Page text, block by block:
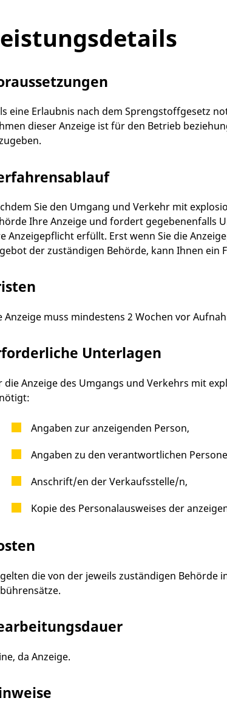
eine Erlaubnis nach dem Sprengstoffgesetz
dieser Anzeige ist für den Betrieb
Sie den Umgang und Verkehr mit
Ihre Anzeige und fordert gegebenenfalls
Anzeigepflicht erfüllt. Erst wenn Sie die
der zuständigen Behörde, kann Ihnen
Anzeige muss mindestens 2 Wochen vor
Unterlagen
die Anzeige des Umgangs und Verkehrs mit
Angaben zur anzeigenden Person,
Angaben zu den verantwortlichen
Anschrift/en der Verkaufsstelle/n,
Kopie des Personalausweises der
gelten die von der jeweils zuständigen
da Anzeige.